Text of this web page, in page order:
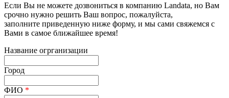
Если Вы не можете дозвониться в компанию Landata, но Вам
срочно нужно решить Ваш вопрос, пожалуйста,
заполните приведенную ниже форму, и мы сами свяжемся с
Вами в самое ближайшее время!
Название огрганизации
Город
ФИО *